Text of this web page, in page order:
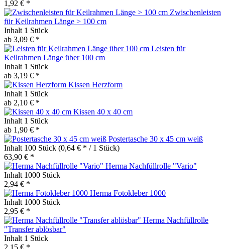
1,92 € *
Zwischenleisten
für Keilrahmen Länge > 100 cm
Inhalt 1 Stück
ab 3,09 € *
Leisten für
Keilrahmen Länge über 100 cm
Inhalt 1 Stück
ab 3,19 € *
Kissen Herzform
Inhalt 1 Stück
ab 2,10 € *
Kissen 40 x 40 cm
Inhalt 1 Stück
ab 1,90 € *
Postertasche 30 x 45 cm weiß
Inhalt 100 Stück (0,64 € * / 1 Stück)
63,90 € *
Herma Nachfüllrolle "Vario"
Inhalt 1000 Stück
2,94 € *
Herma Fotokleber 1000
Inhalt 1000 Stück
2,95 € *
Herma Nachfüllrolle
"Transfer ablösbar"
Inhalt 1 Stück
2,15 € *